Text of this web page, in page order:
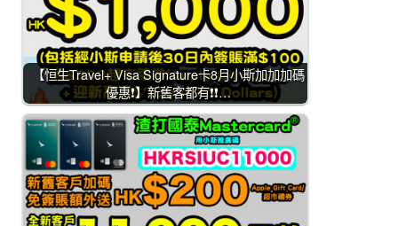
【恒生Travel+ Visa Signature卡8月小斯加加加碼
優惠❗】新舊客都有❗❗…